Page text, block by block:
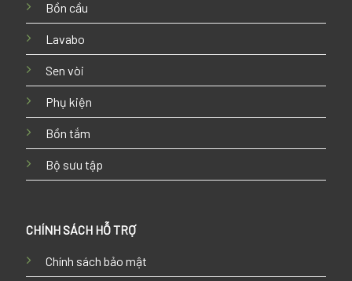
Bồn cầu
Lavabo
Sen vòi
Phụ kiện
Bồn tắm
Bộ sưu tập
CHÍNH SÁCH HỖ TRỢ
Chính sách bảo mật